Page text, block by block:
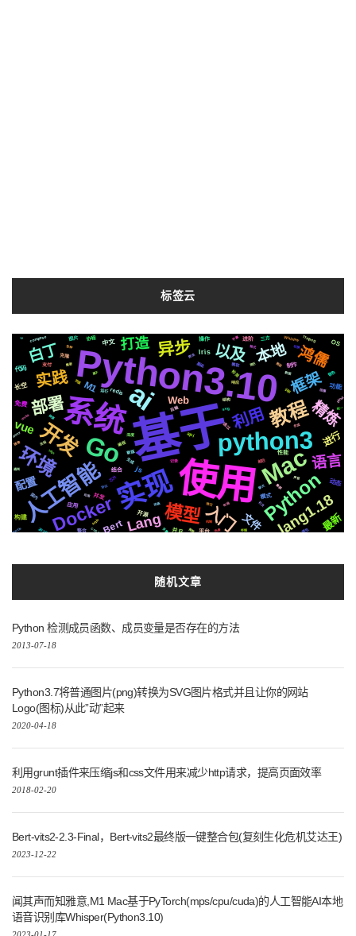
标签云
基于
使用
Python3.10
系统ai
实现
Go python3
Mac
人工智能
开发
环境
教程
Python
模型
Docker
异步
部署
以及
利用
实践
入门
框架
lang1.18
本地
白丁 鸿儒
精炼
语言
Lang
打造
vue
配置
最新
Web
文件
进行
Bert
M1
js
Iris
中文
免费
长空 功能
代码
动态
构建
OS
redis
结合
性能
并发 模式
开源
操作
制作
并且
应用
平台
进阶
支付
克隆
协程
api
三方
图片
整合
国内
后端
Whisper
深度
记录
编程
通过
新版
svg
生成
结构
运行
音色
响应
ffmpeg
compose
原生
芯片
前后
检测
基础
2020
微软
动画
爬虫
属于
情况
协议
io
聊天
合成
页面
https
MacOs
简历
快速
布局
识别
集群
流程
可用
声音
机制
社交
数据
centos
推送
需要
格式
字幕
变量 推荐
celery
场景
阻塞
镜像
Apple
各种
存储
遇到
统一
CSS3
github
切换
随机文章
Python 检测成员函数、成员变量是否存在的方法
2013-07-18
Python3.7将普通图片(png)转换为SVG图片格式并且让你的网站
Logo(图标)从此”动”起来
2020-04-18
利用grunt插件来压缩js和css文件用来减少http请求，提高页面效率
2018-02-20
Bert-vits2-2.3-Final，Bert-vits2最终版一键整合包(复刻生化危机艾达王)
2023-12-22
闻其声而知雅意,M1 Mac基于PyTorch(mps/cpu/cuda)的人工智能AI本地
语音识别库Whisper(Python3.10)